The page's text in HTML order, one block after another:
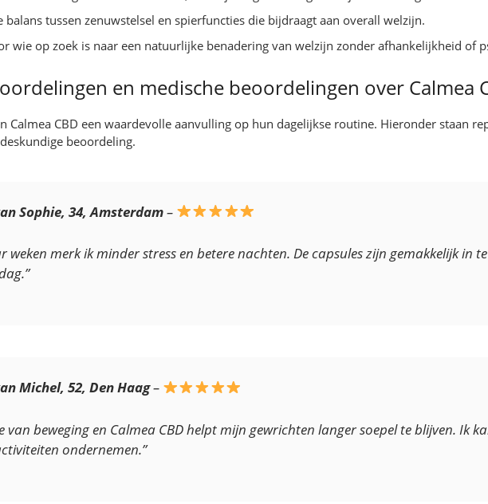
balans tussen zenuwstelsel en spierfuncties die bijdraagt aan overall welzijn.
wie op zoek is naar een natuurlijke benadering van welzijn zonder afhankelijkheid of
en medische beoordelingen over Calmea
Calmea CBD een waardevolle aanvulling op hun dagelijkse routine. Hieronder staan
beoordeling.
Sophie, 34, Amsterdam–
weken merk ik minder stress en betere nachten. De capsules zijn gemakkelijk in
Michel, 52, Den Haag–
van beweging en Calmea CBD helpt mijn gewrichten langer soepel te blijven. Ik
ondernemen.”